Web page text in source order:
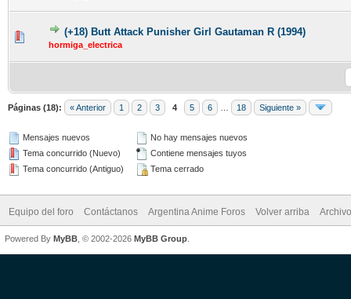
(+18) Butt Attack Punisher Girl Gautaman R (1994)
hormiga_electrica
Páginas (18): « Anterior 1 2 3 4 5 6 18 Siguiente »
Mensajes nuevos
Tema concurrido (Nuevo)
Tema concurrido (Antiguo)
No hay mensajes nuevos
Contiene mensajes tuyos
Tema cerrado
Equipo del foro Contáctanos Argentina Anime Foros Volver arriba
Powered By MyBB , © 2002-2026 MyBB Group